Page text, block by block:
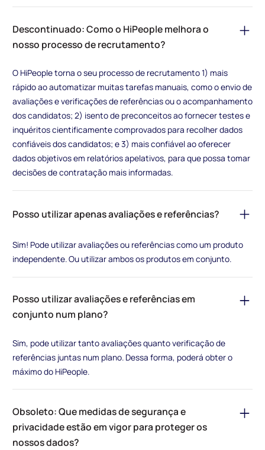
Descontinuado: Como o HiPeople melhora o
nosso processo de recrutamento?
O HiPeople torna o seu processo de recrutamento 1) mais
rápido ao automatizar muitas tarefas manuais, como o envio de
avaliações e verificações de referências ou o acompanhamento
dos candidatos; 2) isento de preconceitos ao fornecer testes e
inquéritos cientificamente comprovados para recolher dados
confiáveis dos candidatos; e 3) mais confiável ao oferecer
dados objetivos em relatórios apelativos, para que possa tomar
decisões de contratação mais informadas.
Posso utilizar apenas avaliações e referências?
Sim! Pode utilizar avaliações ou referências como um produto
independente. Ou utilizar ambos os produtos em conjunto.
Posso utilizar avaliações e referências em
conjunto num plano?
Sim, pode utilizar tanto avaliações quanto verificação de
referências juntas num plano. Dessa forma, poderá obter o
máximo do HiPeople.
Obsoleto: Que medidas de segurança e
privacidade estão em vigor para proteger os
nossos dados?